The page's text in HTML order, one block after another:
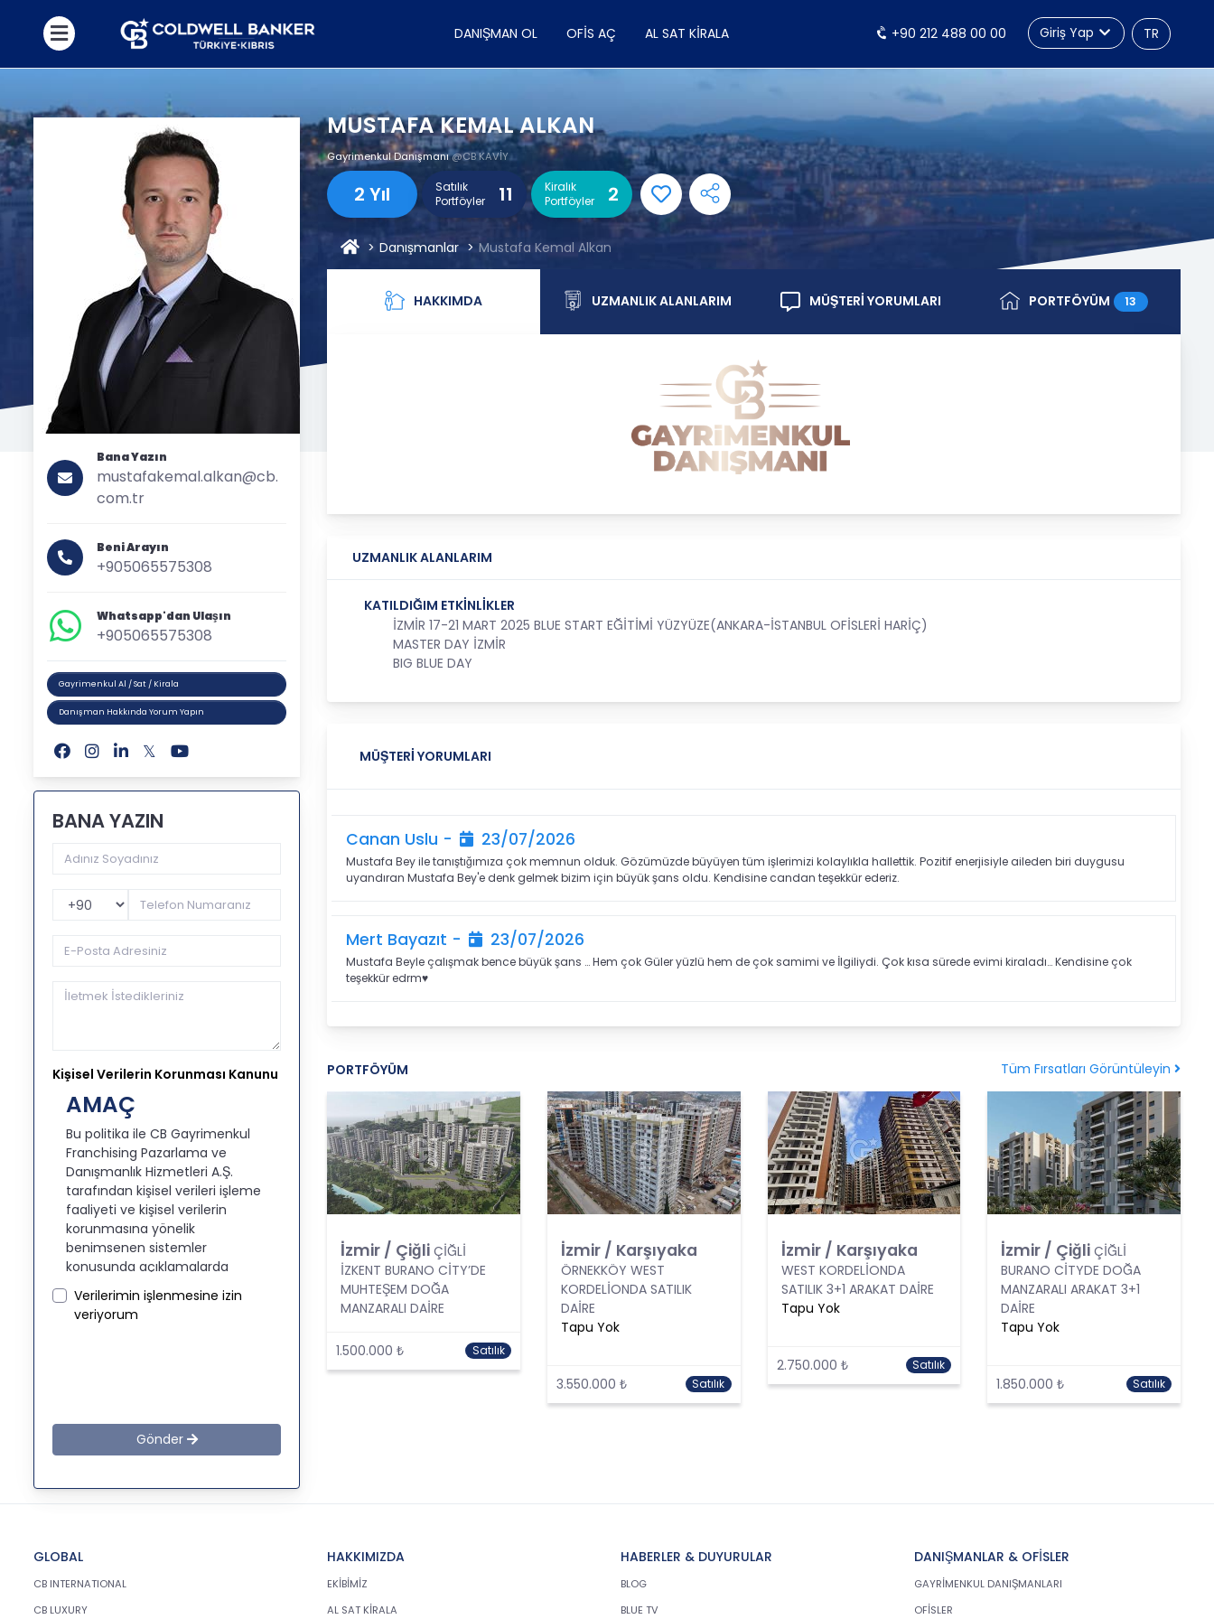
TR
DANIŞMAN OL OFIS AÇ AL SAT KIRALA +90 212 488 00 00 Giriş Yap
MUSTAFA KEMAL ALKAN
Gayrimenkul Danışmanı@CB KAVİY
2 Yıl
Satılık
Portföyler
11
Kiralık
Portföyler
2
Danışmanlar Mustafa Kemal Alkan
Bana Yazın
mustafakemal.alkan@cb.
com.tr
Beni Arayın
+905065575308
Whatsapp'dan Ulaşın
+905065575308
Gayrimenkul Al / Sat / Kirala
Danışman Hakkında Yorum Yapın
BANA YAZIN
Telefon Kodu
Kişisel Verilerin Korunması Kanunu
AMAÇ
Bu politika ile CB Gayrimenkul
Franchising Pazarlama ve
Danışmanlık Hizmetleri A.Ş.
tarafından kişisel verileri işleme
faaliyeti ve kişisel verilerin
korunmasına yönelik
benimsenen sistemler
konusunda açıklamalarda
ortaklarımız, mevcut ve aday
çalışanlarımız, mevcut ve
bilgilendirilerek şeffaflığın
sağlanması amaçlanmaktadır.
KİŞİSEL VERİLERİN
İLKELERİ
Franchising Pazarlama ve
Verilerimin işlenmesine izin
veriyorum
Gönder
HAKKIMDA UZMANLIK ALANLARIM MÜŞTERİ YORUMLARI PORTFÖYÜM 13
UZMANLIK ALANLARIM
KATILDIĞIM ETKİNLİKLER
İZMİR 17-21 MART 2025 BLUE START EĞİTİMİ YÜZYÜZE(ANKARA-İSTANBUL OFİSLERİ HARİÇ)
MASTER DAY İZMİR
BIG BLUE DAY
MÜŞTERİ YORUMLARI
Canan Uslu - 23/07/2026
Mustafa Bey ile tanıştığımıza çok memnun olduk. Gözümüzde büyüyen tüm işlerimizi kolaylıkla hallettik. Pozitif enerjisiyle aileden biri duygusu
uyandıran Mustafa Bey'e denk gelmek bizim için büyük şans oldu. Kendisine candan teşekkür ederiz.
Mert Bayazıt - 23/07/2026
Mustafa Beyle çalışmak bence büyük şans … Hem çok Güler yüzlü hem de çok samimi ve İlgiliydi. Çok kısa sürede evimi kiraladı… Kendisine çok
teşekkür edrm♥️
PORTFÖYÜM Tüm Fırsatları Görüntüleyin
İzmir / Çiğli ÇİĞLİ
İZKENT BURANO CİTY’DE
MUHTEŞEM DOĞA
MANZARALI DAİRE
1.500.000 ₺ Satılık
İzmir / Karşıyaka
ÖRNEKKÖY WEST
KORDELİONDA SATILIK
DAİRE
Tapu Yok
3.550.000 ₺ Satılık
İzmir / Karşıyaka
WEST KORDELİONDA
SATILIK 3+1 ARAKAT DAİRE
Tapu Yok
2.750.000 ₺ Satılık
İzmir / ÇiğliÇİĞLİ
BURANO CİTYDE DOĞA
MANZARALI ARAKAT 3+1
DAİRE
Tapu Yok
1.850.000 ₺ Satılık
GLOBAL
CB INTERNATIONAL
CB LUXURY
HAKKIMIZDA
EKİBİMİZ
AL SAT KİRALA
HABERLER & DUYURULAR
BLOG
BLUE TV
DANIŞMANLAR & OFİSLER
GAYRİMENKUL DANIŞMANLARI
OFİSLER